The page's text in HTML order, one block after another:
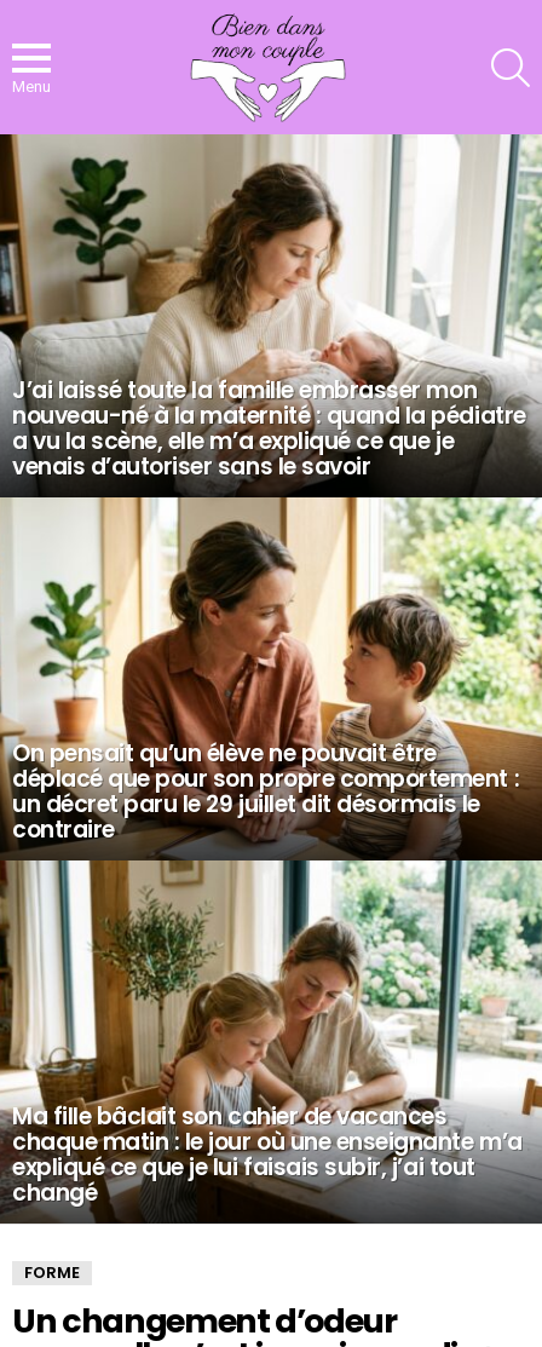
Menu
NOS
DERNIERS
ARTICLES
J’ai laissé toute la famille embrasser mon
nouveau-né à la maternité : quand la pédiatre
a vu la scène, elle m’a expliqué ce que je
venais d’autoriser sans le savoir
On pensait qu’un élève ne pouvait être
déplacé que pour son propre comportement :
un décret paru le 29 juillet dit désormais le
contraire
Ma fille bâclait son cahier de vacances
chaque matin : le jour où une enseignante m’a
expliqué ce que je lui faisais subir, j’ai tout
changé
FORME
Un changement d’odeur